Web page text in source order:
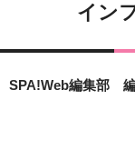
イン
SPA!Web編集部 編